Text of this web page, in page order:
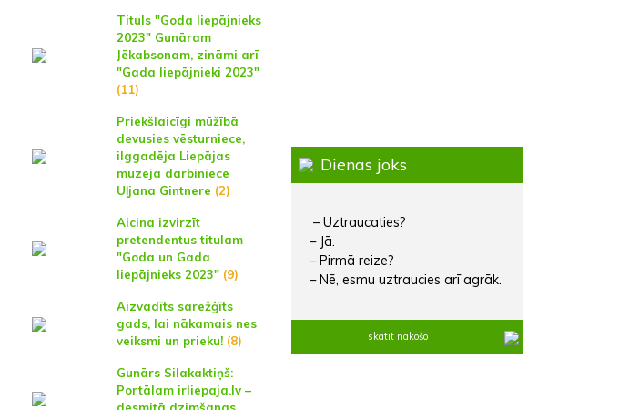
Tituls "Goda liepājnieks
2023" Gunāram
Jēkabsonam, zināmi arī
"Gada liepājnieki 2023"
(11)
Priekšlaicīgi mūžībā
devusies vēsturniece,
ilggadēja Liepājas
muzeja darbiniece
Uļjana Gintnere (2)
Aicina izvirzīt
pretendentus titulam
"Goda un Gada
liepājnieks 2023" (9)
Aizvadīts sarežģīts
gads, lai nākamais nes
veiksmi un prieku!(8)
Gunārs Silakaktiņš:
Portālam irliepaja.lv –
Dienas joks
– Uztraucaties?
– Jā.
– Pirmā reize?
– Nē, esmu uztraucies arī agrāk.
skatīt nākošo